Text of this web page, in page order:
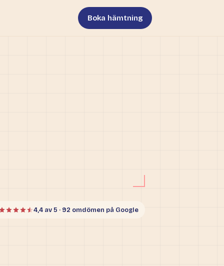
Boka hämtning
4,4 av 5 · 92 omdömen på Google